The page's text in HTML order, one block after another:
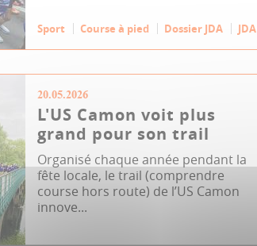
Sport Course à pied Dossier JDA JDA
20.05.2026
L'US Camon voit plus
grand pour son trail
Organisé chaque année pendant la
fête locale, le trail (comprendre
course hors route) de l’US Camon
innove...